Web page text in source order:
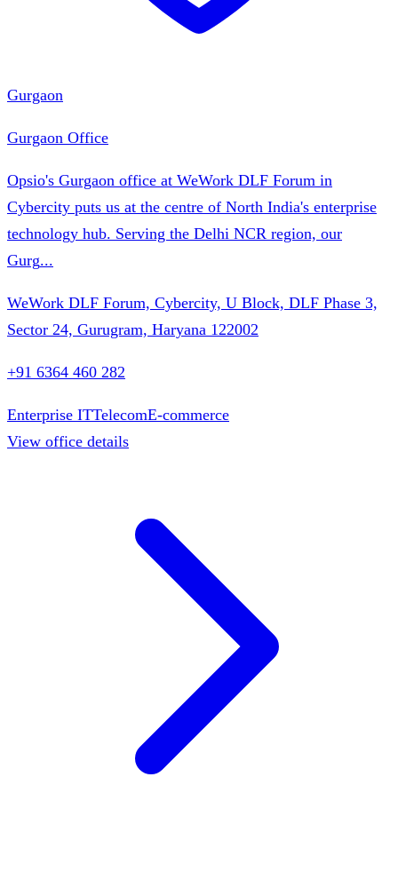
Gurgaon
Gurgaon Office
Opsio's Gurgaon office at WeWork DLF Forum in
Cybercity puts us at the centre of North India's enterprise
technology hub. Serving the Delhi NCR region, our
Gurg...
WeWork DLF Forum, Cybercity, U Block, DLF Phase 3,
Sector 24, Gurugram, Haryana 122002
+91 6364 460 282
Enterprise ITTelecomE-commerce
View office details